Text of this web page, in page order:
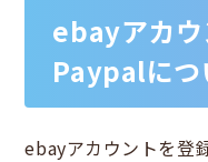
ebayアカウ
Paypalにつ
ebayアカウントを登